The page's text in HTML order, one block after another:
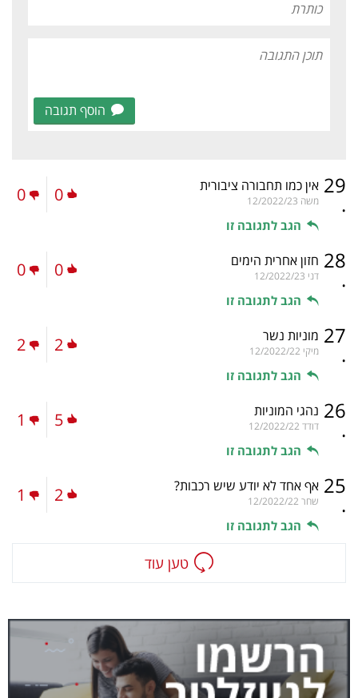
הוסף תגובה
29
.
אין כמו תחבורה ציבורית
משה 12/2022/23
הגב לתגובה זו
0
0
28
.
חזון אחרית הימים
דני 12/2022/23
הגב לתגובה זו
0
0
27
.
מוניות נשר
מיקי 12/2022/22
הגב לתגובה זו
2
2
26
.
נהגי המוניות
דודד 12/2022/22
הגב לתגובה זו
5
1
25
.
אף אחד לא יודע שיש רכבות?
שחר 12/2022/22
הגב לתגובה זו
2
1
טען עוד